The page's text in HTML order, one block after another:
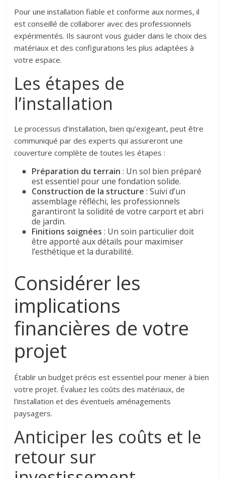
Pour une installation fiable et conforme aux normes, il
est conseillé de collaborer avec des professionnels
expérimentés. Ils sauront vous guider dans le choix des
matériaux et des configurations les plus adaptées à
votre espace.
Les étapes de
l’installation
Le processus d’installation, bien qu’exigeant, peut être
communiqué par des experts qui assureront une
couverture complète de toutes les étapes :
Préparation du terrain : Un sol bien préparé
est essentiel pour une fondation solide.
Construction de la structure : Suivi d’un
assemblage réfléchi, les professionnels
garantiront la solidité de votre carport et abri
de jardin.
Finitions soignées : Un soin particulier doit
être apporté aux détails pour maximiser
l’esthétique et la durabilité.
Considérer les
implications
financières de votre
projet
Établir un budget précis est essentiel pour mener à bien
votre projet. Évaluez les coûts des matériaux, de
l’installation et des éventuels aménagements
paysagers.
Anticiper les coûts et le
retour sur